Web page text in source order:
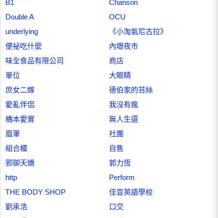
B1
Chanson
Double A
OCU
underlying
《小淘氣尼古拉》
便祕吃什麼
內壢夜市
味全食品有限公司
商店
單位
大眼睛
庶女二嫁
德伯家的苔絲
愛亂伴侶
我沒有瘋
橋本愛實
無人生還
眉筆
社團
組合櫃
自售
邪御天嬌
郭力恆
http
Perform
THE BODY SHOP
佳音英語學校
劉承浩
口交